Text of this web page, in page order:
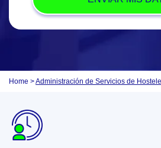
Home >Administración de Servicios de